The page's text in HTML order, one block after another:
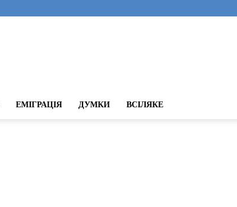
ЕМІГРАЦІЯ ДУМКИ ВСІЛЯКЕ